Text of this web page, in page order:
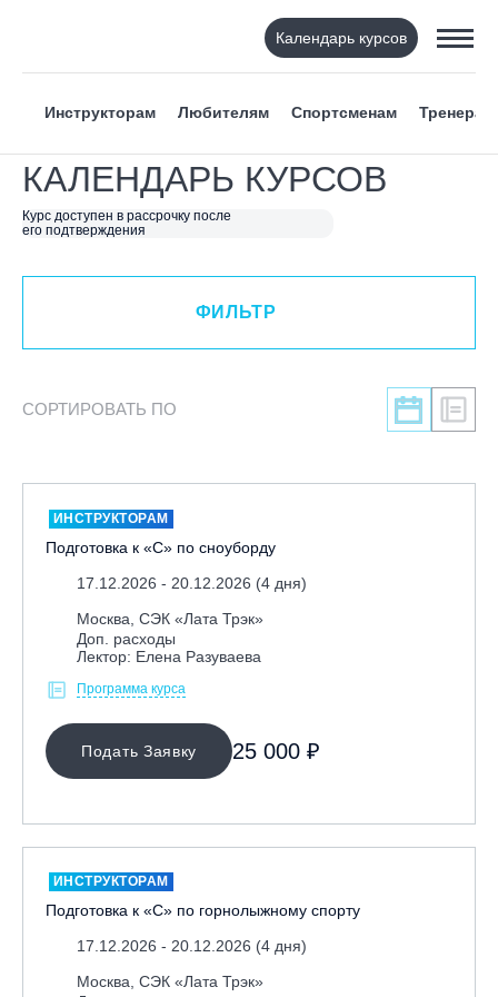
Календарь курсов
Инструкторам Любителям Спортсменам Тренерам
КАЛЕНДАРЬ КУРСОВ
Курс доступен в рассрочку после
его подтверждения
ФИЛЬТР
ВИД СПОРТА
Я ХОЧУ
КАТЕГОРИЯ
ЛЕКТОР
МЕСТО ПРОВЕДЕНИЯ
Байкальск, ГЛЦ «Гора Соболиная»
Вологодская обл., ГЛК "Ципина гора"
Грузия, ГК «Гудаури»
Дистанционно
Екатеринбург, ГЛЦ «Уктус»
Ижевск, КАО «Нечкино»
ФИЛЬТР
СОРТИРОВАТЬ ПО
ИНСТРУКТОРАМ
Подготовка к «С» по сноуборду
17.12.2026 - 20.12.2026 (4 дня)
Москва, СЭК «Лата Трэк»
Доп. расходы
Лектор: Елена Разуваева
Программа курса
Подать Заявку 25 000 ₽
ИНСТРУКТОРАМ
Подготовка к «С» по горнолыжному спорту
17.12.2026 - 20.12.2026 (4 дня)
Москва, СЭК «Лата Трэк»